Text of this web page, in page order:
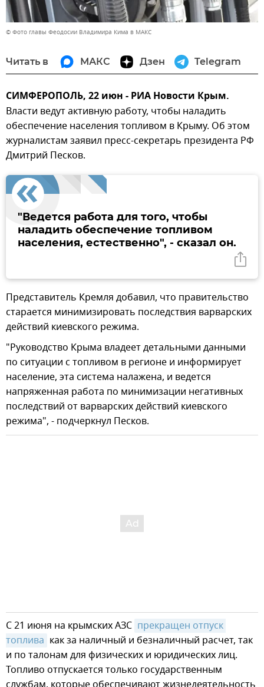
© Фото главы Феодосии Владимира Кима в МАКС
Читать в МАКС Дзен Telegram
СИМФЕРОПОЛЬ, 22 июн - РИА Новости Крым.
Власти ведут активную работу, чтобы наладить
обеспечение населения топливом в Крыму. Об этом
журналистам заявил пресс-секретарь президента РФ
Дмитрий Песков.
"Ведется работа для того, чтобы
наладить обеспечение топливом
населения, естественно", - сказал он.
Представитель Кремля добавил, что правительство
старается минимизировать последствия варварских
действий киевского режима.
"Руководство Крыма владеет детальными данными
по ситуации с топливом в регионе и информирует
население, эта система налажена, и ведется
напряженная работа по минимизации негативных
последствий от варварских действий киевского
режима", - подчеркнул Песков.
С 21 июня на крымских АЗС прекращен отпуск
топлива как за наличный и безналичный расчет, так
и по талонам для физических и юридических лиц.
Топливо отпускается только государственным